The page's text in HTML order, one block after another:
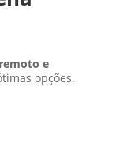
e
opções.